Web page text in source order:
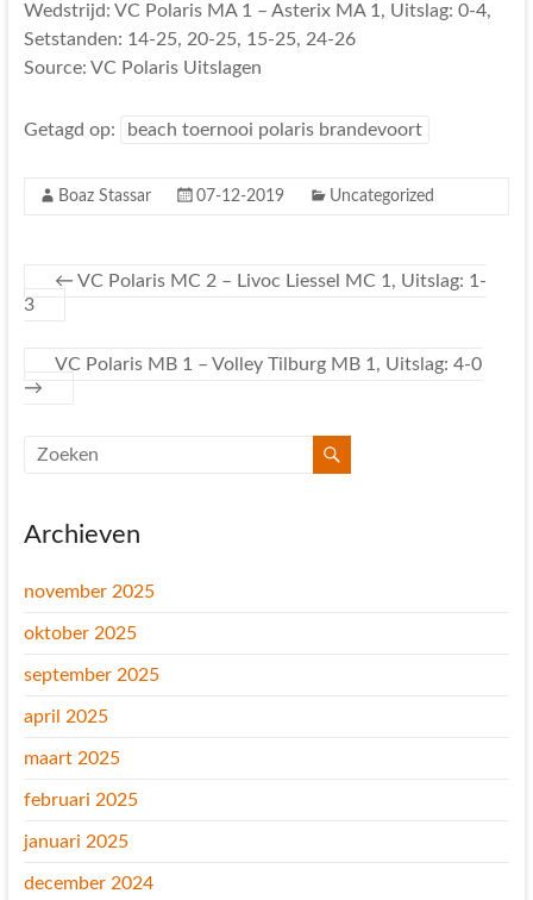
Wedstrijd: VC Polaris MA 1 – Asterix MA 1, Uitslag: 0-4,
Setstanden: 14-25, 20-25, 15-25, 24-26
Source: VC Polaris Uitslagen
Getagd op: beach toernooi polaris brandevoort
Boaz Stassar 07-12-2019 Uncategorized
← VC Polaris MC 2 – Livoc Liessel MC 1, Uitslag: 1-
3
VC Polaris MB 1 – Volley Tilburg MB 1, Uitslag: 4-0
→
Archieven
november 2025
oktober 2025
september 2025
april 2025
maart 2025
februari 2025
januari 2025
december 2024